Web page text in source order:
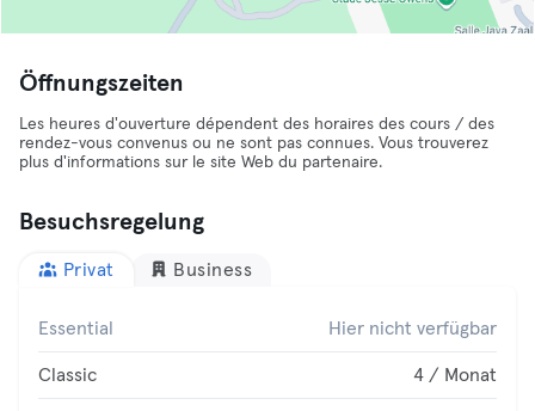
Öffnungszeiten
Les heures d'ouverture dépendent des horaires des cours / des
rendez-vous convenus ou ne sont pas connues. Vous trouverez
plus d'informations sur le site Web du partenaire.
Besuchsregelung
Privat Business
Essential Hier nicht verfügbar
Classic 4 / Monat